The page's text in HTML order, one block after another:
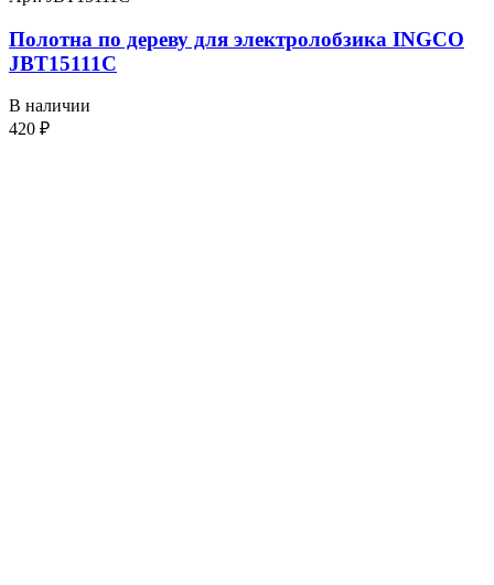
Полотна по дереву для электролобзика INGCO
JBT15111C
В наличии
420 ₽